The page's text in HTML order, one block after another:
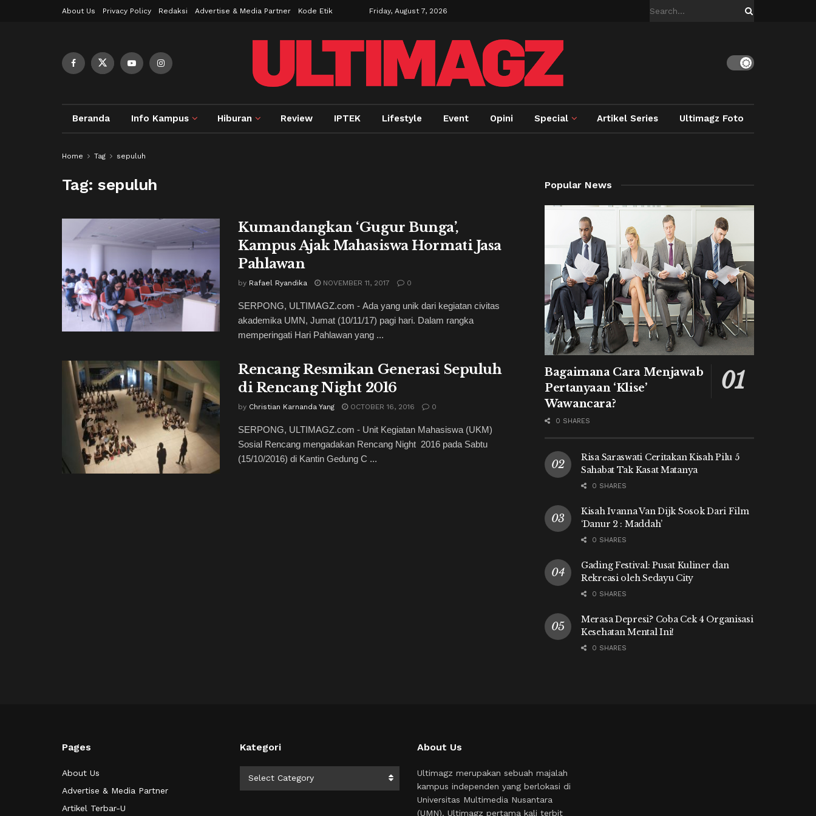
About Us Privacy Policy Redaksi Advertise & Media Partner Kode Etik Friday, August 7, 2026
Beranda Info Kampus Hiburan Review IPTEK Lifestyle Event Opini Special Artikel Series Ultimagz Foto
Home Tag sepuluh
Tag:sepuluh
Kumandangkan ‘Gugur Bunga’,
Kampus Ajak Mahasiswa Hormati Jasa
Pahlawan
by Rafael Ryandika NOVEMBER 11, 2017 0
SERPONG, ULTIMAGZ.com - Ada yang unik dari kegiatan civitas
akademika UMN, Jumat (10/11/17) pagi hari. Dalam rangka
memperingati Hari Pahlawan yang ...
Rencang Resmikan Generasi Sepuluh
di Rencang Night 2016
by Christian Karnanda Yang OCTOBER 16, 2016 0
SERPONG, ULTIMAGZ.com - Unit Kegiatan Mahasiswa (UKM)
Sosial Rencang mengadakan Rencang Night 2016 pada Sabtu
(15/10/2016) di Kantin Gedung C ...
Popular News
Bagaimana Cara Menjawab
Pertanyaan ‘Klise’
Wawancara?
0 SHARES
Risa Saraswati Ceritakan Kisah Pilu 5
Sahabat Tak Kasat Matanya
0 SHARES
Kisah Ivanna Van Dijk Sosok Dari Film
‘Danur 2 : Maddah’
0 SHARES
Gading Festival: Pusat Kuliner dan
Rekreasi oleh Sedayu City
0 SHARES
Merasa Depresi? Coba Cek 4 Organisasi
Kesehatan Mental Ini!
0 SHARES
Pages
About Us
Advertise & Media Partner
Artikel Terbar-U
Kategori
Select Category
About Us
Ultimagz merupakan sebuah majalah
kampus independen yang berlokasi di
Universitas Multimedia Nusantara
(UMN). Ultimagz pertama kali terbit